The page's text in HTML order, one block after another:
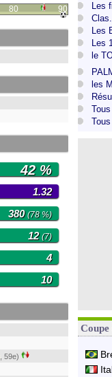
80 90
42 %
1.32
380(78 %)
12(7)
4
10
, 59e)
Les
Les
Les
le
les